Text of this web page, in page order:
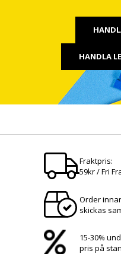
HANDLA
Fraktpris:
59kr / Fri
Order
skickas
15-30%
pris på